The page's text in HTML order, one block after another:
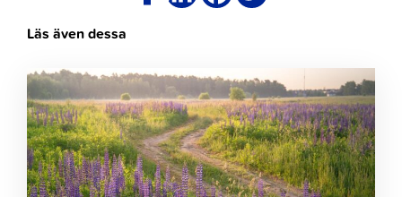
Läs även dessa
Klicka
för
att
läsa
artikeln